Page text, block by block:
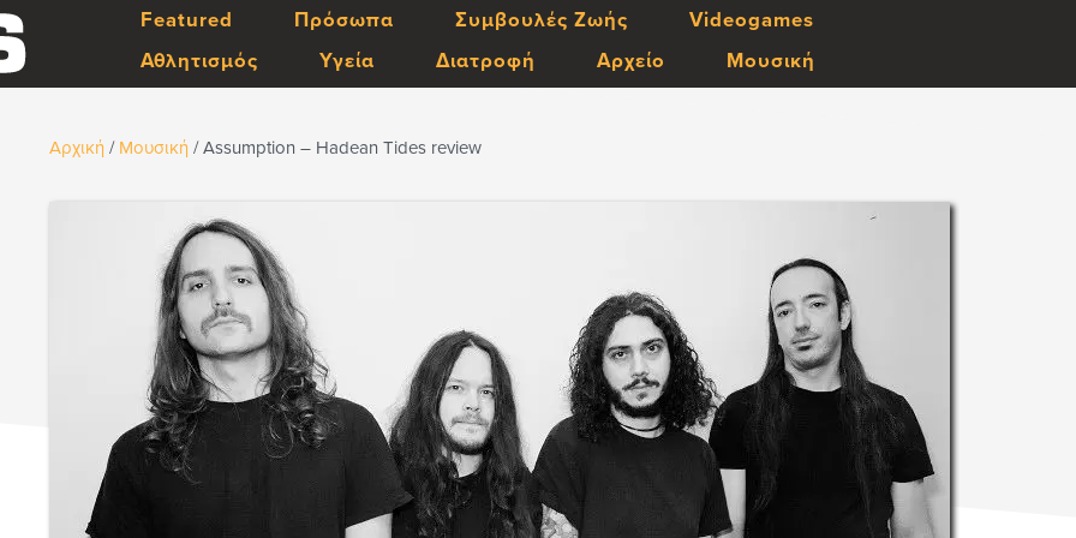
Featured Πρόσωπα Συμβουλές Ζωής
Videogames
Αθλητισμός
Υγεία Διατροφή Αρχείο Μουσική
Αρχική / Μουσική /Assumption – Hadean Tides review